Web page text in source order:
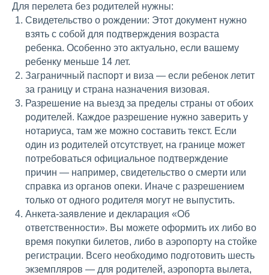
Для перелета без родителей нужны:
Свидетельство о рождении: Этот документ нужно
взять с собой для подтверждения возраста
ребенка. Особенно это актуально, если вашему
ребенку меньше 14 лет.
Заграничный паспорт и виза — если ребенок летит
за границу и страна назначения визовая.
Разрешение на выезд за пределы страны от обоих
родителей. Каждое разрешение нужно заверить у
нотариуса, там же можно составить текст. Если
один из родителей отсутствует, на границе может
потребоваться официальное подтверждение
причин — например, свидетельство о смерти или
справка из органов опеки. Иначе с разрешением
только от одного родителя могут не выпустить.
Анкета-заявление и декларация «Об
ответственности». Вы можете оформить их либо во
время покупки билетов, либо в аэропорту на стойке
регистрации. Всего необходимо подготовить шесть
экземпляров — для родителей, аэропорта вылета,